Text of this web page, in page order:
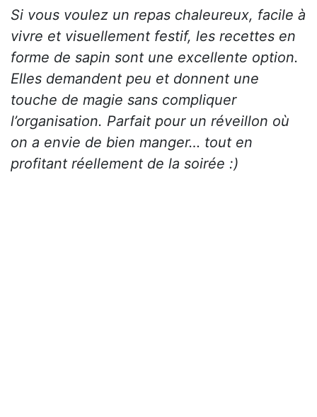
Si vous voulez un repas chaleureux, facile à
vivre et visuellement festif, les recettes en
forme de sapin sont une excellente option.
Elles demandent peu et donnent une
touche de magie sans compliquer
l’organisation. Parfait pour un réveillon où
on a envie de bien manger… tout en
profitant réellement de la soirée :)